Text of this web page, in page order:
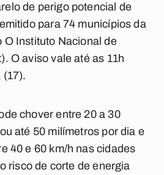
de perigo potencial de
para 74 municípios da
O Instituto Nacional de
O aviso vale até as 11h
(17).
chover entre 20 a 30
até 50 milímetros por dia e
40 e 60 km/h nas cidades
risco de corte de energia